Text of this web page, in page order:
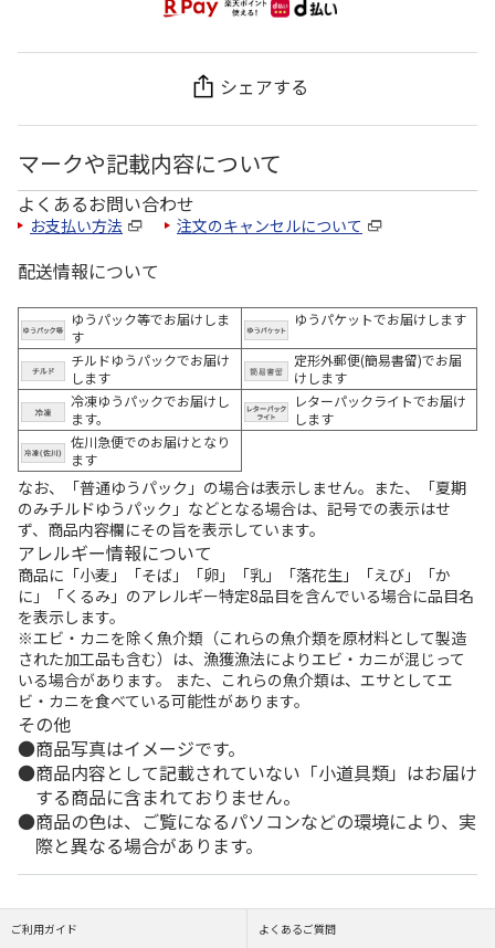
シェアする
マークや記載内容について
よくあるお問い合わせ
お支払い方法 注文のキャンセルについて
配送情報について
ゆうパック等でお届けしま
す
ゆうパケットでお届けします
チルドゆうパックでお届け
します
定形外郵便(簡易書留)でお届
けします
冷凍ゆうパックでお届けし
ます。
レターパックライトでお届け
します
佐川急便でのお届けとなり
ます
なお、「普通ゆうパック」の場合は表示しません。また、「夏期
のみチルドゆうパック」などとなる場合は、記号での表示はせ
ず、商品内容欄にその旨を表示しています。
アレルギー情報について
商品に「小麦」「そば」「卵」「乳」「落花生」「えび」「か
に」「くるみ」のアレルギー特定8品目を含んでいる場合に品目名
を表示します。
※エビ・カニを除く魚介類（これらの魚介類を原材料として製造
された加工品も含む）は、漁獲漁法によりエビ・カニが混じって
いる場合があります。 また、これらの魚介類は、エサとしてエ
ビ・カニを食べている可能性があります。
その他
商品写真はイメージです。
商品内容として記載されていない「小道具類」はお届け
する商品に含まれておりません。
商品の色は、ご覧になるパソコンなどの環境により、実
際と異なる場合があります。
ご利用ガイド よくあるご質問